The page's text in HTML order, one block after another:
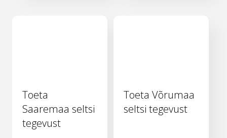
Toeta
Saaremaa seltsi
tegevust
Toeta Võrumaa
seltsi tegevust